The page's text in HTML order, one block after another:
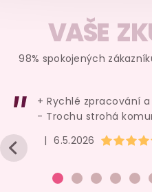
Vegan
VAŠE
98% spokojených
| 6.5.2026
+ Rychlé zpracování
- Trochu strohá